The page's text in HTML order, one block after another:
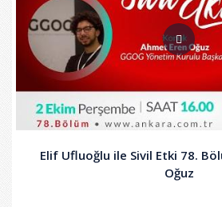
Elif Ufluoğlu ile Sivil Etki 78.
Oğuz